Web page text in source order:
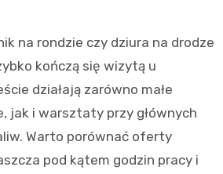
na rondzie czy dziura na drodze
kończą się wizytą u
działają zarówno małe
jak i warsztaty przy głównych
Warto porównać oferty
pod kątem godzin pracy i